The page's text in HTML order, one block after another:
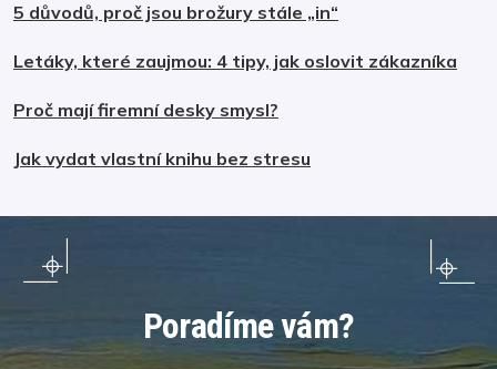
5 důvodů, proč jsou brožury stále „in“
Letáky, které zaujmou: 4 tipy, jak oslovit zákazníka
Proč mají firemní desky smysl?
Jak vydat vlastní knihu bez stresu
Poradíme vám?